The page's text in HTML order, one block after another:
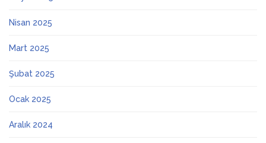
Nisan 2025
Mart 2025
Şubat 2025
Ocak 2025
Aralık 2024